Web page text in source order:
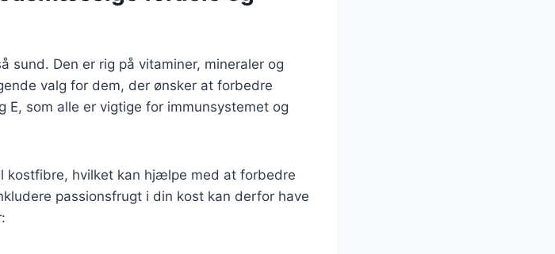
sund. Den er rig på vitaminer, mineraler og
valg for dem, der ønsker at forbedre
E, som alle er vigtige for immunsystemet og
kostfibre, hvilket kan hjælpe med at forbedre
passionsfrugt i din kost kan derfor have